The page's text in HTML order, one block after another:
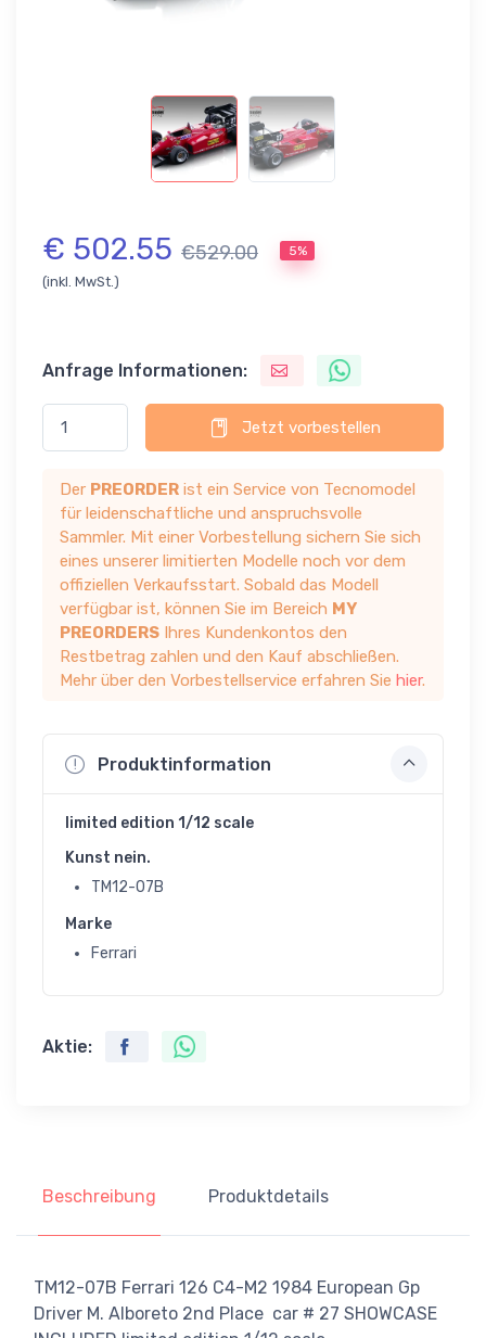
€ 502.55 €529.00 5%
(inkl. MwSt.)
Anfrage Informationen:
Jetzt vorbestellen
Der PREORDER ist ein Service von Tecnomodel
für leidenschaftliche und anspruchsvolle
Sammler. Mit einer Vorbestellung sichern Sie sich
eines unserer limitierten Modelle noch vor dem
offiziellen Verkaufsstart. Sobald das Modell
verfügbar ist, können Sie im Bereich MY
PREORDERS Ihres Kundenkontos den
Restbetrag zahlen und den Kauf abschließen.
Mehr über den Vorbestellservice erfahren Sie hier.
Produktinformation
limited edition 1/12 scale
Kunst nein.
TM12-07B
Marke
Ferrari
Aktie:
Beschreibung Produktdetails
TM12-07B Ferrari 126 C4-M2 1984 European Gp
Driver M. Alboreto 2nd Place car # 27 SHOWCASE